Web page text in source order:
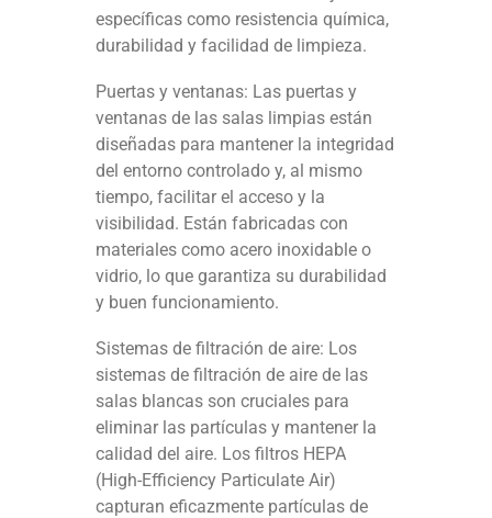
específicas como resistencia química,
durabilidad y facilidad de limpieza.
Puertas y ventanas: Las puertas y
ventanas de las salas limpias están
diseñadas para mantener la integridad
del entorno controlado y, al mismo
tiempo, facilitar el acceso y la
visibilidad. Están fabricadas con
materiales como acero inoxidable o
vidrio, lo que garantiza su durabilidad
y buen funcionamiento.
Sistemas de filtración de aire: Los
sistemas de filtración de aire de las
salas blancas son cruciales para
eliminar las partículas y mantener la
calidad del aire. Los filtros HEPA
(High-Efficiency Particulate Air)
capturan eficazmente partículas de